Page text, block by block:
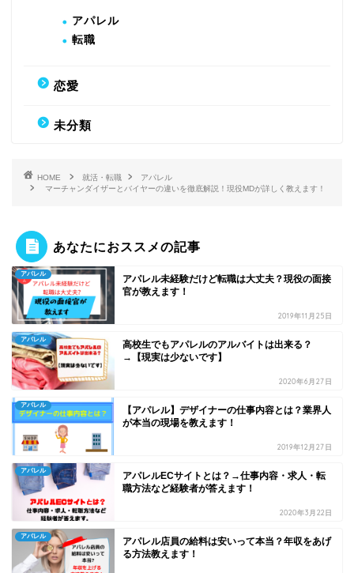
アパレル
転職
恋愛
未分類
HOME 就活・転職
アパレル
マーチャンダイザーとバイヤーの違いを徹底解説！現役MDが詳しく教えます！
あなたにおススメの記事
アパレル
アパレル未経験だけど転職は大丈夫？現役の面接
官が教えます！
2019年11月25日
アパレル
高校生でもアパレルのアルバイトは出来る？
→【現実は少ないです】
2020年6月27日
アパレル
【アパレル】デザイナーの仕事内容とは？業界人
が本当の現場を教えます！
2019年12月27日
アパレル
アパレルECサイトとは？→仕事内容・求人・転
職方法など経験者が答えます！
2020年3月22日
アパレル
アパレル店員の給料は安いって本当？年収をあげ
る方法教えます！